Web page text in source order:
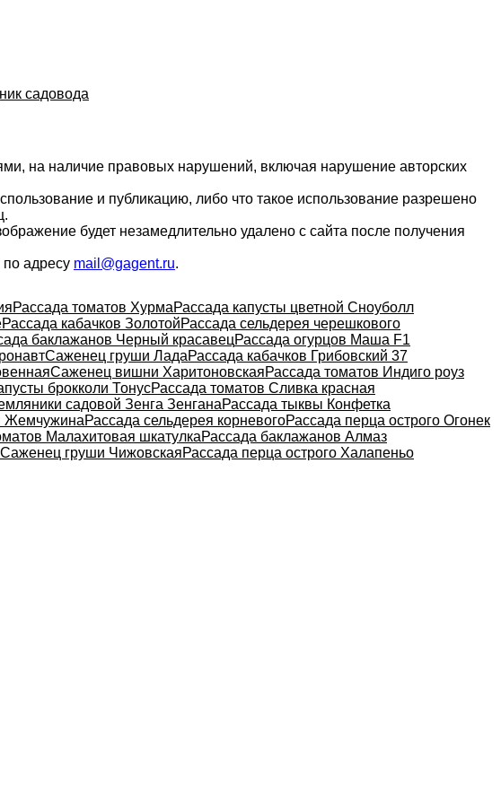
садовода
на наличие правовых нарушений, включая нарушение авторских
и публикацию, либо что такое использование разрешено
будет незамедлительно удалено с сайта после получения
адресу mail@gagent.ru.
Рассада томатов ХурмаРассада капусты цветной Сноуболл
Рассада кабачков ЗолотойРассада сельдерея черешкового
баклажанов Черный красавецРассада огурцов Маша F1
Саженец груши ЛадаРассада кабачков Грибовский 37
Саженец вишни ХаритоновскаяРассада томатов Индиго роуз
брокколи ТонусРассада томатов Сливка красная
садовой Зенга ЗенганаРассада тыквы Конфетка
ЖемчужинаРассада сельдерея корневогоРассада перца острого Огонек
Малахитовая шкатулкаРассада баклажанов Алмаз
Саженец груши ЧижовскаяРассада перца острого Халапеньо